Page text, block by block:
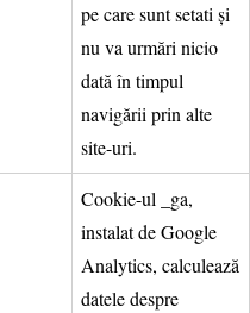
pe care sunt setati și
nu va urmări nicio
dată în timpul
navigării prin alte
site-uri.
Cookie-ul _ga,
instalat de Google
Analytics, calculează
datele despre